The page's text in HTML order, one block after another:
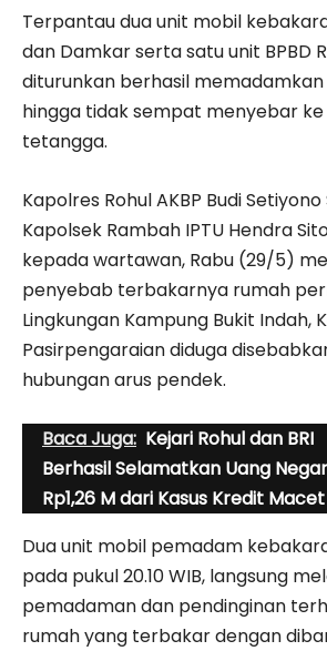
Terpantau dua unit mobil
dan Damkar serta satu unit BPBD
diturunkan berhasil
hingga tidak sempat menyebar
tetangga.
Kapolres Rohul AKBP Budi Setiyono
Kapolsek Rambah IPTU Hendra
kepada wartawan, Rabu (29/5)
penyebab terbakarnya rumah
Lingkungan Kampung Bukit Indah,
Pasirpengaraian diduga
hubungan arus pendek.
Baca Juga: Kejari Rohul dan BRI
Berhasil Selamatkan Uang
Rp1,26 M dari Kasus Kredit Macet
Dua unit mobil pemadam
pada pukul 20.10 WIB, langsung
pemadaman dan pendinginan
rumah yang terbakar dengan